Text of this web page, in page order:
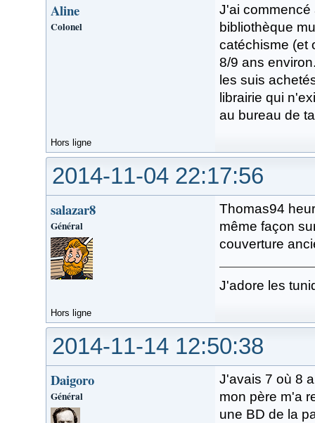
Aline
Colonel
J'ai commencé
bibliothèque
catéchisme (et
8/9 ans
les suis
librairie qui
au bureau de
Hors ligne
2014-11-04 22:17:56
salazar8
Général
Thomas94
même façon
couverture
J'adore les
Hors ligne
2014-11-14 12:50:38
Daigoro
Général
J'avais 7 où 8
mon père m'a
une BD de la